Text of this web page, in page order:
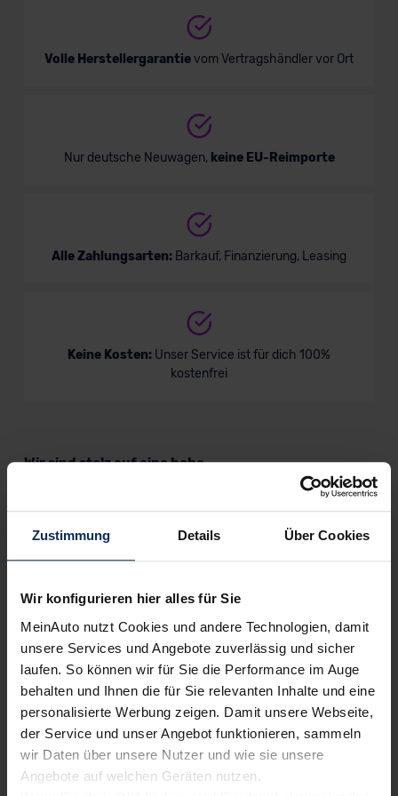
Zustimmung Details Über Cookies
Wir konfigurieren hier alles für Sie
MeinAuto nutzt Cookies und andere Technologien, damit
unsere Services und Angebote zuverlässig und sicher
laufen. So können wir für Sie die Performance im Auge
behalten und Ihnen die für Sie relevanten Inhalte und eine
personalisierte Werbung zeigen. Damit unsere Webseite,
der Service und unser Angebot funktionieren, sammeln
wir Daten über unsere Nutzer und wie sie unsere
Angebote auf welchen Geräten nutzen.
Volle Herstellergarantievom Vertragshändler vor Ort
Nur deutsche Neuwagen, keine EU-Reimporte
Alle Zahlungsarten: Barkauf, Finanzierung, Leasing
Keine Kosten: Unser Service ist für dich 100%
kostenfrei
Wir sind stolz auf eine hohe
MeinAuto.de hat langjährige Erfahrungen auf dem
Neuwagenmarkt in Deutschland. Unsere Kunden haben
dadurch ihr Wunschauto zum Top-Rabatt erhalten und
Sehen Sie sich unsere Bewertungen an: